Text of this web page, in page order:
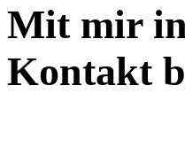
Mit mir
Kontakt